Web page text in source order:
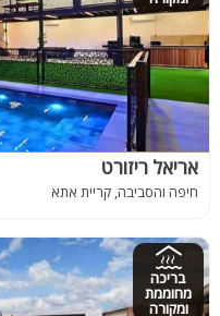
אריאל ריזורט
חיפה והסביבה, קריית אתא
בריכה
מחוממת
ומקורה